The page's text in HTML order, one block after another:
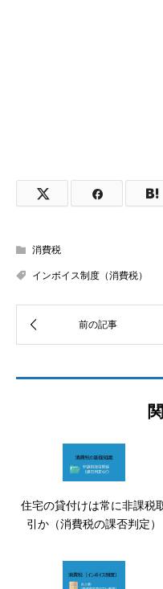
消費税
インボイス制度（消費税）
住宅の貸付けは常に非課税
引か（消費税の課否判定）